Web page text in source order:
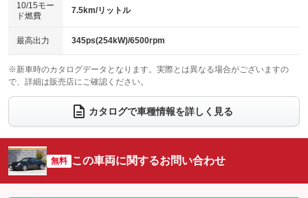
ベンチシート
：装備なし
チップアップシート
：装備なし
：装備なし ：装備あり
ウォークスルー
：装備なし
電動リアゲート フロントカメラ
：装備なし
：装備なし ：装備なし
サイドカメラ
：装備なし ルーフレール
：装備なし
：装備なし
：装備あり
10/15モー
ド燃費
7.5km/リットル
最高出力 345ps(254kW)/6500rpm
※新車時のカタログデータとなります。実際とは異なる場合がございますの
で、詳細は販売店にご確認ください。
カタログで車種情報を詳しく見る
無料 この車両に関するお問い合わせ